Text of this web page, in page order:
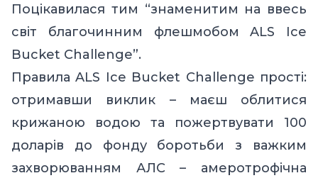
Поцікавилася тим “знаменитим на ввесь
світ благочинним флешмобом ALS Ice
Bucket Challenge”.
Правила ALS Ice Bucket Challenge прості:
отримавши виклик – маєш облитися
крижаною водою та пожертвувати 100
доларів до фонду боротьби з важким
захворюванням АЛС – амеротрофічна